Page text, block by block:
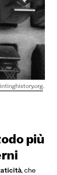
.
più
, che